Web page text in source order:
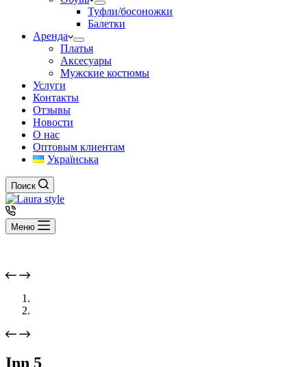
Туфли/босоножки
Балетки
Аренда
Платья
Аксесуары
Мужские костюмы
Услуги
Контакты
Отзывы
Новости
О нас
Оптовым клиентам
Українська
Поиск
Меню
Inn 5